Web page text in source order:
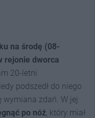
na środę (08-
rejonie dworca
20-letni
podszedł do niego
wymiana zdań. W jej
po nóż, który miał